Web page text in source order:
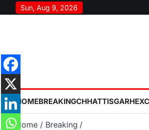
to
Sun, Aug 9, 2026
HOMEBREAKINGCHHATTISGARH
Home
Breaking